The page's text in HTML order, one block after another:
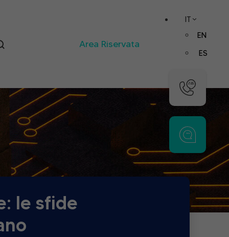
Area Riservata
IT
EN
ES
le sfide